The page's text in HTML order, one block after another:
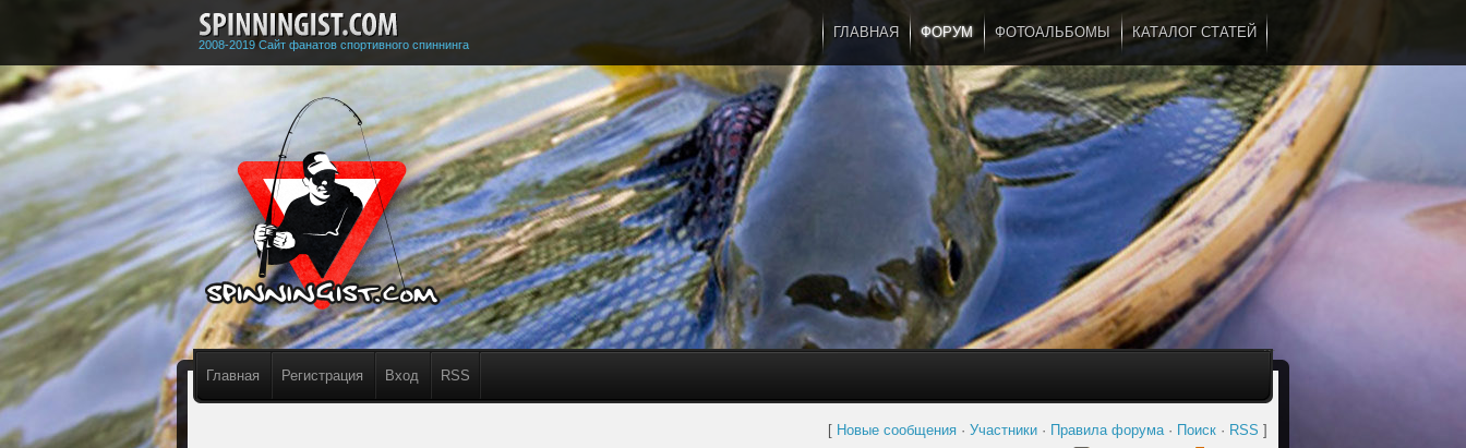
2008-2019 Сайт фанатов спортивного спиннинга
ГЛАВНАЯ ФОРУМ ФОТОАЛЬБОМЫ КАТАЛОГ СТАТЕЙ
Главная Регистрация Вход RSS
...
[ Новые сообщения · Участники · Правила форума· Поиск · RSS ]